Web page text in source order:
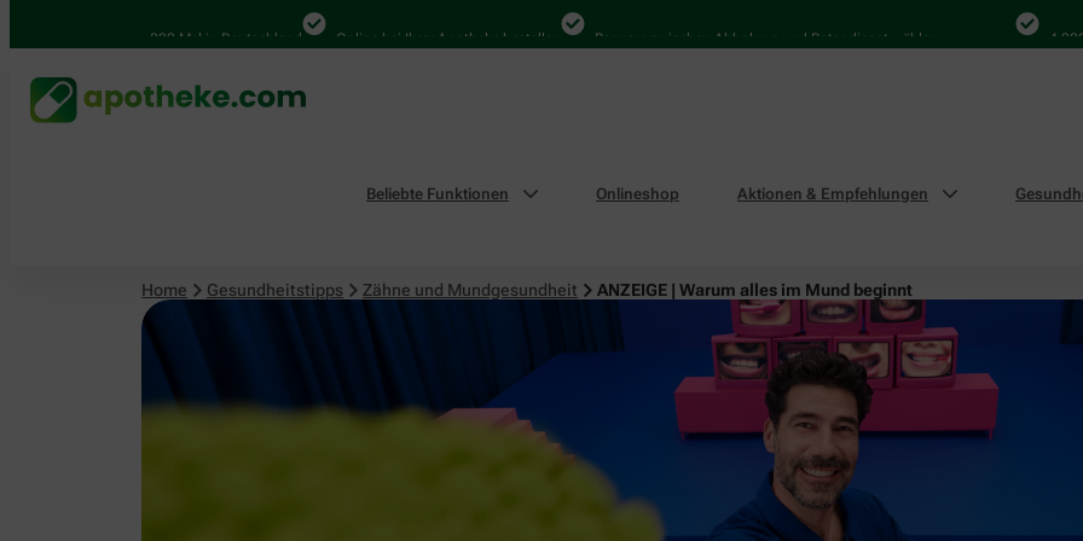
4.000 Mal in Deutschland Online bei Ihrer Apotheke bestellen Bequem zwischen Abholung und Botendienst wählen 4.000
Beliebte Funktionen Onlineshop Aktionen & Empfehlungen
Home Gesundheitstipps Zähne und Mundgesundheit ANZEIGE | Warum alles im Mund beginnt